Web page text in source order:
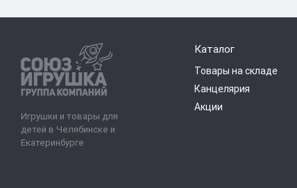
Игрушки и товары для
детей в Челябинске и
Екатеринбурге
Каталог
Товары на складе
Канцелярия
Акции